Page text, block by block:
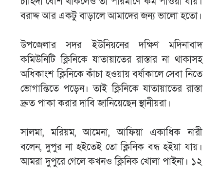
বরাদ্দ আর একটু বাড়ালে আমাদের জন্য ভালো হতো।
উপজেলার সদর ইউনিয়নের দক্ষিণ মদিনাবাদ
কমিউনিটি ক্লিনিকে যাতায়াতের রাস্তার না থাকাসহ
অধিকাংশ ক্লিনিকে কাঁচা হওয়ায় বর্ষাকালে সেবা নিতে
ভোগান্তিতে পড়েন। তাই ক্লিনিকে যাতায়াতের রাস্তা
দ্রুত পাকা করার দাবি জানিয়েছেন স্থানীয়রা।
সালমা, মরিয়ম, আমেনা, আফিয়া একাধিক নারী
বলেন, দুপুর না হইতেই তো ক্লিনিক বন্ধ হইয়া যায়।
আমরা দুপুরে গেলে কখনও ক্লিনিক খোলা পাইনা। ১২